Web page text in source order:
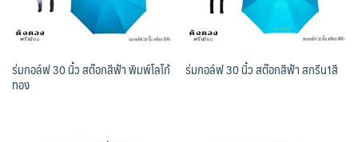
ร่มกอล์ฟ 30 นิ้ว สต๊อกสีฟ้า พิมพ์โลโก้
ทอง
ร่มกอล์ฟ 30 นิ้ว สต๊อกสีฟ้า สกรีน1สี